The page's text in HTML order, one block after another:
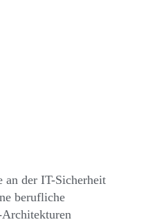
an der IT-Sicherheit
berufliche